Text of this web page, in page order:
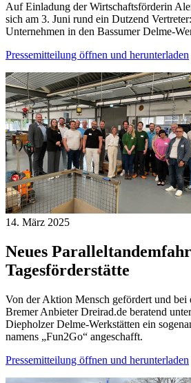
Auf Einladung der Wirtschaftsförderin
sich am 3. Juni rund ein Dutzend
Unternehmen in den Bassumer Delme-
Pressemitteilung öffnen und herunterladen
14. März 2025
Neues
Tagesförderstätte
Von der Aktion Mensch gefördert und
Bremer Anbieter Dreirad.de beratend
Diepholzer Delme-Werkstätten ein
namens „Fun2Go“ angeschafft.
Pressemitteilung öffnen und herunterladen